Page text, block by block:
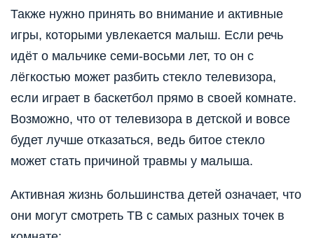
Также нужно принять во внимание и активные
игры, которыми увлекается малыш. Если речь
идёт о мальчике семи-восьми лет, то он с
лёгкостью может разбить стекло телевизора,
если играет в баскетбол прямо в своей комнате.
Возможно, что от телевизора в детской и вовсе
будет лучше отказаться, ведь битое стекло
может стать причиной травмы у малыша.
Активная жизнь большинства детей означает, что
они могут смотреть ТВ с самых разных точек в